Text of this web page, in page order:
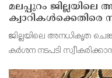
മലപ്പുറം
ക്വാറികള്‍ക്കെതിരെ
ജില്ലയിലെ അനധികൃത
കര്‍ശന നടപടി